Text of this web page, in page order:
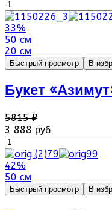
33%
50 см
20 см
Быстрый просмотр В
Букет
5815 ₽
3 888 руб
42%
50 см
Быстрый просмотр В